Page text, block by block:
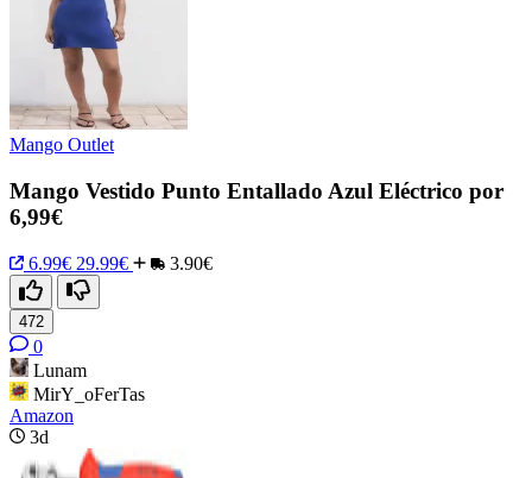
Mango Outlet
Mango Vestido Punto Entallado Azul Eléctrico por
6,99€
6.99€ 29.99€ 3.90€
472
0
Lunam
MirY_oFerTas
Amazon
3d